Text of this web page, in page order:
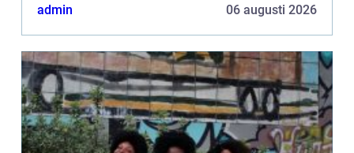
admin 06 augusti 2026